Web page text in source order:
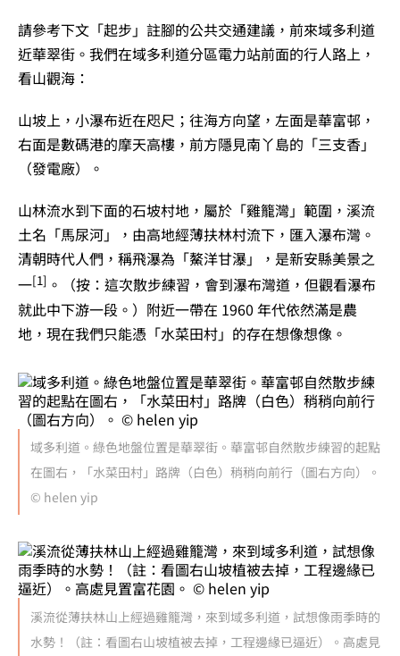
請參考下文「起步」註腳的公共交通建議，前來域多利道
近華翠街。我們在域多利道分區電力站前面的行人路上，
看山觀海：
山坡上，小瀑布近在咫尺；往海方向望，左面是華富邨，
右面是數碼港的摩天高樓，前方隱見南丫島的「三支香」
（發電廠）。
山林流水到下面的石坡村地，屬於「雞籠灣」範圍，溪流
土名「馬尿河」，由高地經薄扶林村流下，匯入瀑布灣。
清朝時代人們，稱飛瀑為「鰲洋甘瀑」，是新安縣美景之
一[1] 。（按：這次散步練習，會到瀑布灣道，但觀看瀑布
就此中下游一段。）附近一帶在 1960 年代依然滿是農
地，現在我們只能憑「水菜田村」的存在想像想像。
域多利道。綠色地盤位置是華翠街。華富邨自然散步練習的起點
在圖右，「水菜田村」路牌（白色）稍稍向前行（圖右方向）。
© helen yip
溪流從薄扶林山上經過雞籠灣，來到域多利道，試想像雨季時的
水勢！（註：看圖右山坡植被去掉，工程邊緣已逼近）。高處見